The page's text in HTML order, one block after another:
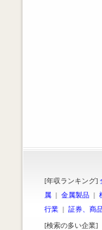
[年収ランキング]
属 | 金属製品 |
行業 | 証券、商
[検索の多い企業]